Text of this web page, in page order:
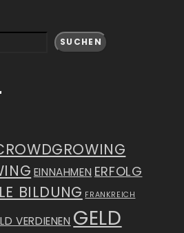
SUCHEN
EINNAHMEN ERFOLG
BILDUNG FRANKREICH
VERDIENEN GELD